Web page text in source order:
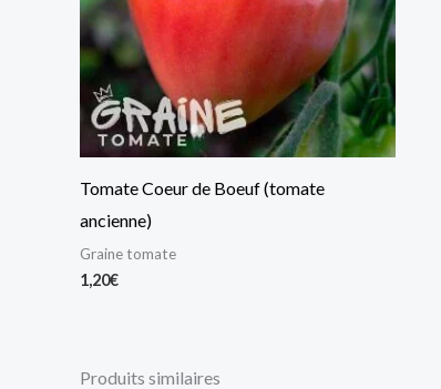
Tomate Coeur de Boeuf (tomate
ancienne)
Graine tomate
1,20€
Produits similaires